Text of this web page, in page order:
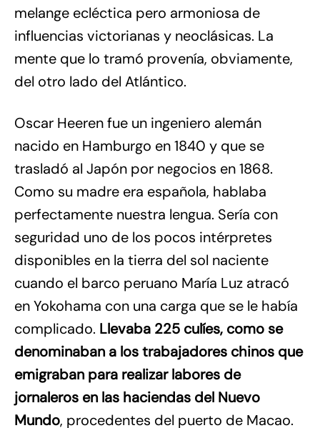
melange ecléctica pero armoniosa de
influencias victorianas y neoclásicas. La
mente que lo tramó provenía, obviamente,
del otro lado del Atlántico.
Oscar Heeren fue un ingeniero alemán
nacido en Hamburgo en 1840 y que se
trasladó al Japón por negocios en 1868.
Como su madre era española, hablaba
perfectamente nuestra lengua. Sería con
seguridad uno de los pocos intérpretes
disponibles en la tierra del sol naciente
cuando el barco peruano María Luz atracó
en Yokohama con una carga que se le había
complicado. Llevaba 225 culíes, como se
denominaban a los trabajadores chinos que
emigraban para realizar labores de
jornaleros en las haciendas del Nuevo
Mundo, procedentes del puerto de Macao.